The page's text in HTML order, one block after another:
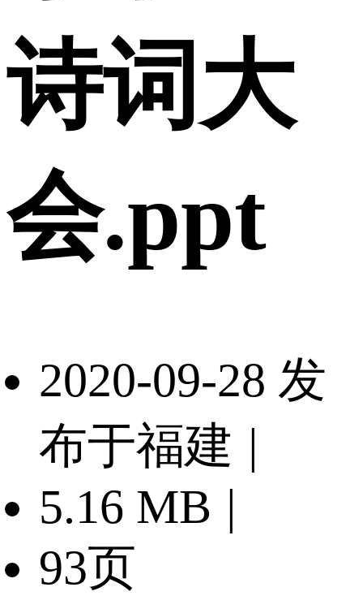
诗词大
会.ppt
2020-09-28 发
布于福建 |
5.16 MB |
93页